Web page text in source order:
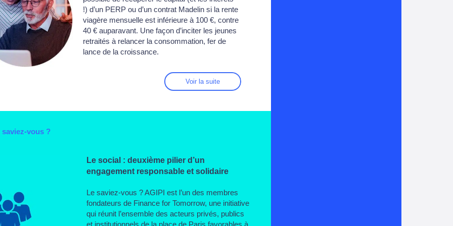
!) d’un PERP ou d’un contrat Madelin si la rente
viagère mensuelle est inférieure à 100 €, contre
40 € auparavant. Une façon d’inciter les jeunes
retraités à relancer la consommation, fer de
lance de la croissance.
Voir la suite
saviez-vous ?
Le social : deuxième pilier d’un
engagement responsable et solidaire
Le saviez-vous ? AGIPI est l’un des membres
fondateurs de Finance for Tomorrow, une initiative
qui réunit l’ensemble des acteurs privés, publics
et institutionnels de la place de Paris favorables à